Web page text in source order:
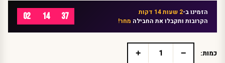
הזמינו ב-2 שעות 14 דקות
הקרובות ותקבלו את החבילה מחר! 02 14 37
כמות
כמות: −
+